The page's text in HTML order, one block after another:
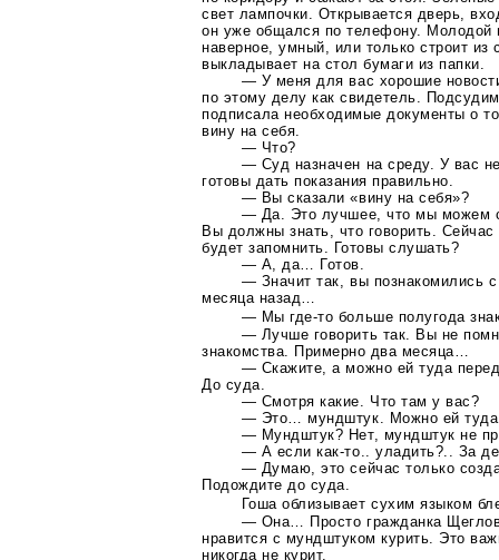
свет лампочки. Открывается дверь,
он уже общался по телефону. Молодой
наверное, умный, или только строит из
выкладывает на стол бумаги из папки.
— У меня для вас хорошие
по этому делу как свидетель.
подписала необходимые документы о
вину на себя.
— Что?
— Суд назначен на среду. У вас
готовы дать показания правильно.
— Вы сказали «вину на себя»?
— Да. Это лучшее, что мы можем
Вы должны знать, что говорить.
будет запомнить. Готовы слушать?
— А, да… Готов.
— Значит так, вы познакомились
месяца назад…
— Мыгде-то больше полугода
— Лучше говорить так. Вы не
знакомства. Примерно два месяца…
— Скажите, а можно ей туда
До суда.
— Смотря какие. Что там у вас?
— Это… мундштук. Можно ей туда
— Мундштук? Нет, мундштук не
— А есликак-то .. уладить?.. За
— Думаю, это сейчас только
Подождите до суда.
Гоша облизывает сухим языком
— Она… Просто гражданка
нравится с мундштуком курить. Это
никогда не курит.